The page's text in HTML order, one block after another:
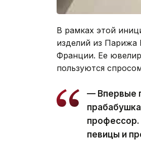
В рамках этой
изделий из Парижа
Франции. Ее
пользуются
— Впервые
профессор.
певицы и